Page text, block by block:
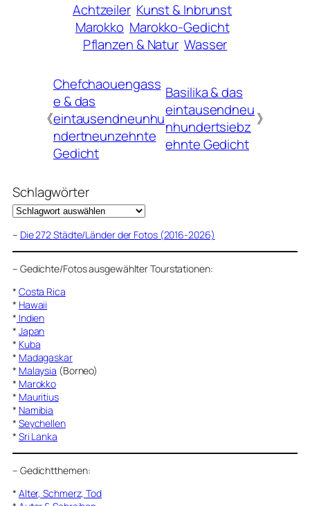
Achtzeiler Kunst & Inbrunst
Marokko Marokko-Gedicht
Pflanzen & Natur Wasser
《
Chefchaouengass
e & das
eintausendneunhu
ndertneunzehnte
Gedicht
Basilika & das
eintausendneu
nhundertsiebz
ehnte Gedicht
》
Schlagwörter
– Die 272 Städte/Länder der Fotos (2016-2026)
– Gedichte/Fotos ausgewählter Tourstationen:
* Costa Rica
* Hawaii
* Indien
* Japan
* Kuba
* Madagaskar
* Malaysia (Borneo)
* Marokko
* Mauritius
* Namibia
* Seychellen
* Sri Lanka
– Gedichtthemen:
* Alter, Schmerz, Tod